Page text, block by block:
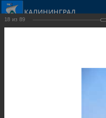
КАЛИНИНГРАД
Достопримечательности
18 из 89